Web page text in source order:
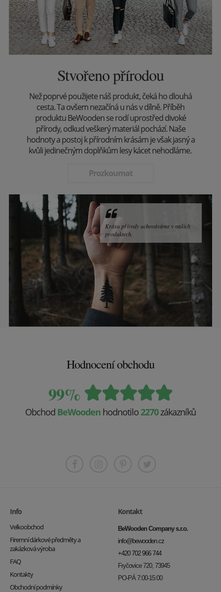
Stvořeno přírodou
Než poprvé použijete náš produkt, čeká ho dlouhá
cesta. Ta ovšem nezačíná u nás v dílně. Příběh
produktu BeWooden se rodí uprostřed divoké
přírody, odkud veškerý materiál pochází. Naše
hodnoty a postoj k přírodním krásám je však jasný a
kvůli jedinečným doplňkům lesy kácet nehodláme.
Prozkoumat
Krásu přírody uchováváme v našich
produktech.
Hodnocení obchodu
99%
Obchod BeWooden hodnotilo 2270zákazníků
Info
Velkoobchod
Firemní dárkové předměty a
zakázková výroba
FAQ
Kontakty
Obchodní podmínky
Kontakt
BeWooden Company s.r.o.
info@bewooden.cz
+420 702 966 744
Fryčovice 720, 73945
PO-PÁ 7:00-15:00